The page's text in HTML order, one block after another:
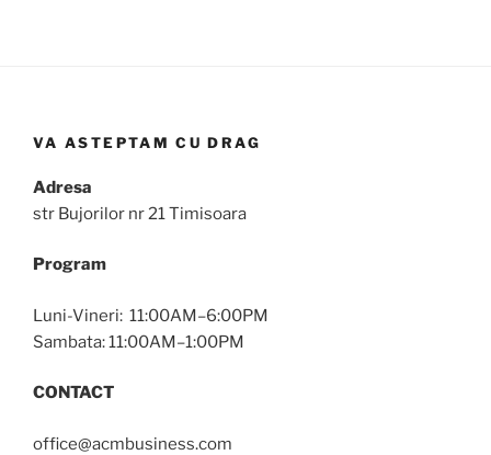
VA ASTEPTAM CU DRAG
Adresa
str Bujorilor nr 21 Timisoara
Program
Luni-Vineri: 11:00AM–6:00PM
Sambata: 11:00AM–1:00PM
CONTACT
office@acmbusiness.com